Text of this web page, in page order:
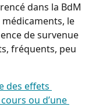
dans la BdM
le
de survenue
fréquents, peu
des effets
ou d’une